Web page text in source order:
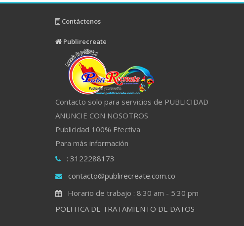
Contáctenos
Publirecreate
Contacto solo para servicios de PUBLICIDAD
ANUNCIE CON NOSOTROS
Publicidad 100% Efectiva
Para más información
: 3122288173
contacto@publirecreate.com.co
Horario de trabajo : 8:30 am - 5:30 pm
POLITICA DE TRATAMIENTO DE DATOS